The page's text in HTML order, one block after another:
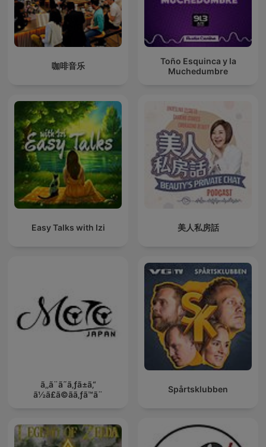
咖啡音乐
Toño Esquinca y la
Muchedumbre
Easy Talks with Izi 美人私房話
ã‚‚ã¨ã˜ã‚ƒã±ã‚“
ã½ã£ã©ãã‚ƒã™ã¨
Spårtsklubben